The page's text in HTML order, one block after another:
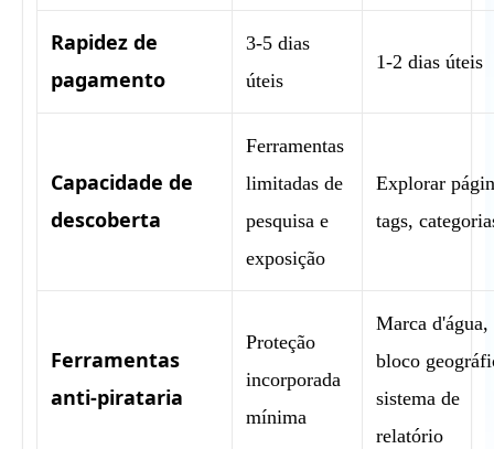
Rapidez de
pagamento
3-5 dias
úteis
1-2 dias úteis
Capacidade de
descoberta
Ferramentas
limitadas de
pesquisa e
exposição
Explorar
tags,
Ferramentas
anti-pirataria
Proteção
incorporada
mínima
Marca d'água,
bloco
sistema de
relatório